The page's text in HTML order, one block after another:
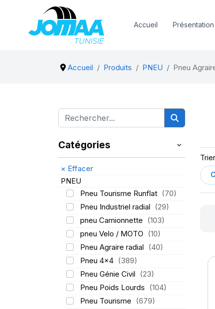
Accueil Présentation
Accueil Produits PNEU Pneu
Catégories
× Effacer
PNEU
Pneu Tourisme Runflat (70)
Pneu Industriel radial (29)
pneu Camionnette (103)
pneu Velo / MOTO (10)
Pneu Agraire radial (40)
Pneu 4x4 (389)
Pneu Génie Civil (23)
Pneu Poids Lourds (104)
Pneu Tourisme (679)